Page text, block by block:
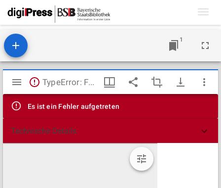
1
Mirador
Viewer
TypeError: Failed to fetch
Es ist ein Fehler aufgetreten
Technische Details